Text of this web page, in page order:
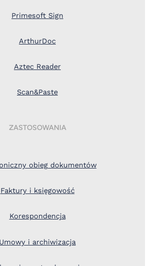
Primesoft Sign
ArthurDoc
Aztec Reader
Scan&Paste
ZASTOSOWANIA
obieg dokumentów
Faktury i księgowość
Korespondencja
Umowy i archiwizacja